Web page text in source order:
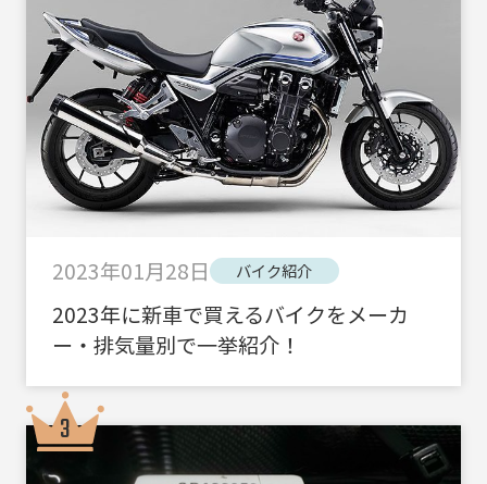
2023年01月28日 バイク紹介
2023年に新車で買えるバイクをメーカ
ー・排気量別で一挙紹介！